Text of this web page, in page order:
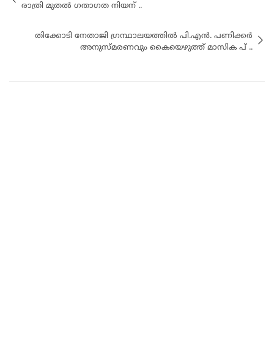
രാത്രി മുതൽ ഗതാഗത നിയന് ..
തിക്കോടി നേതാജി ഗ്രന്ഥാലയത്തിൽ പി.എൻ. പണിക്കർ
അനുസ്മരണവും കൈയെഴുത്ത് മാസിക പ് ..